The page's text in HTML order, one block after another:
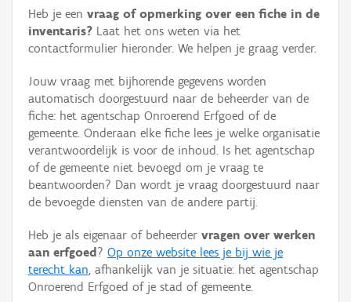
Erfgoedobject
Aanduidingsobject
Waarneming
Thema
Gebeurtenis
Persoon of collectief
Hergebruik
Aanmelden
Heb je een vraag of opmerking over een fiche in de
inventaris? Laat het ons weten via het
contactformulier hieronder. We helpen je graag verder.
Jouw vraag met bijhorende gegevens worden
automatisch doorgestuurd naar de beheerder van de
fiche: het agentschap Onroerend Erfgoed of de
gemeente. Onderaan elke fiche lees je welke organisatie
verantwoordelijk is voor de inhoud. Is het agentschap
of de gemeente niet bevoegd om je vraag te
beantwoorden? Dan wordt je vraag doorgestuurd naar
de bevoegde diensten van de andere partij.
Heb je als eigenaar of beheerder vragen over werken
aan erfgoed ? Op onze website lees je bij wie je
terecht kan, afhankelijk van je situatie: het agentschap
Onroerend Erfgoed of je stad of gemeente.